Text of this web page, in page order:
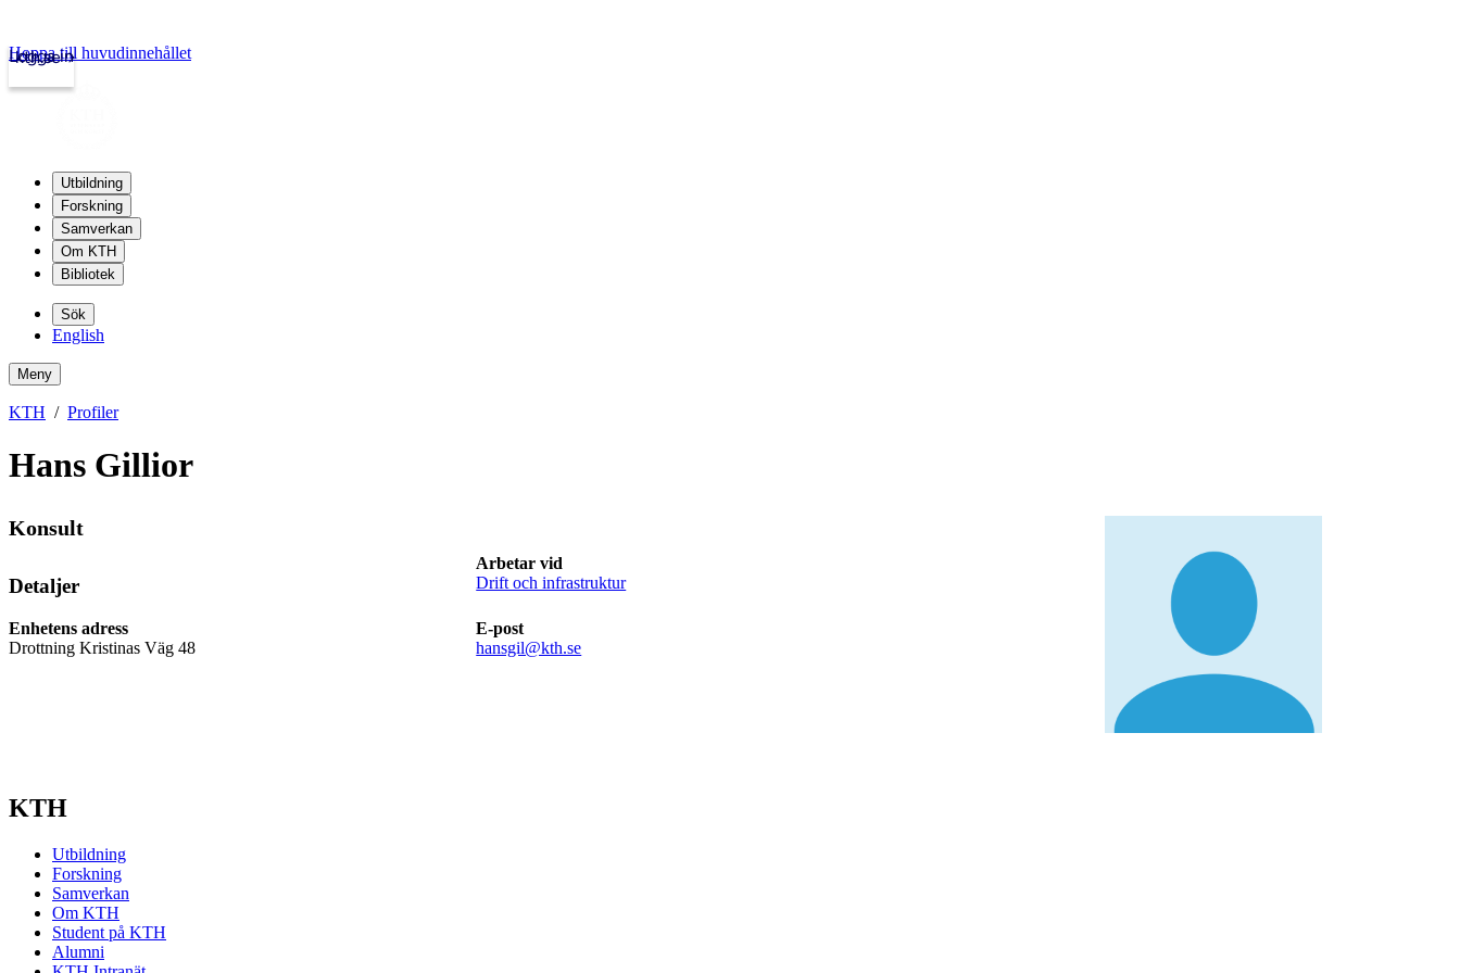
kth.se
Logga in
Hoppa till huvudinnehållet
Utbildning
Forskning
Samverkan
Om KTH
Bibliotek
Sök
English
Meny
KTH Profiler
Hans Gillior
Konsult
Detaljer
Arbetar vid
Drift och infrastruktur
Enhetens adress
Drottning Kristinas Väg 48
E-post
hansgil@kth.se
KTH
Utbildning
Forskning
Samverkan
Om KTH
Student på KTH
Alumni